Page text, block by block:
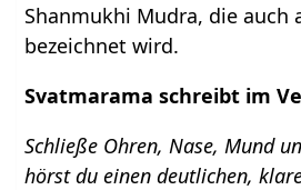
Shanmukhi Mudra, die auch
bezeichnet wird.
Svatmarama schreibt im
Schließe Ohren, Nase, Mund
hörst du einen deutlichen,